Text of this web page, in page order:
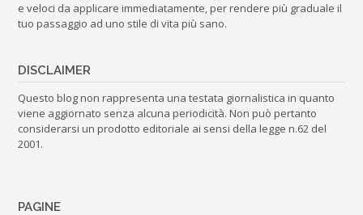
e veloci da applicare immediatamente, per rendere più graduale il
tuo passaggio ad uno stile di vita più sano.
DISCLAIMER
Questo blog non rappresenta una testata giornalistica in quanto
viene aggiornato senza alcuna periodicità. Non può pertanto
considerarsi un prodotto editoriale ai sensi della legge n.62 del
2001.
PAGINE